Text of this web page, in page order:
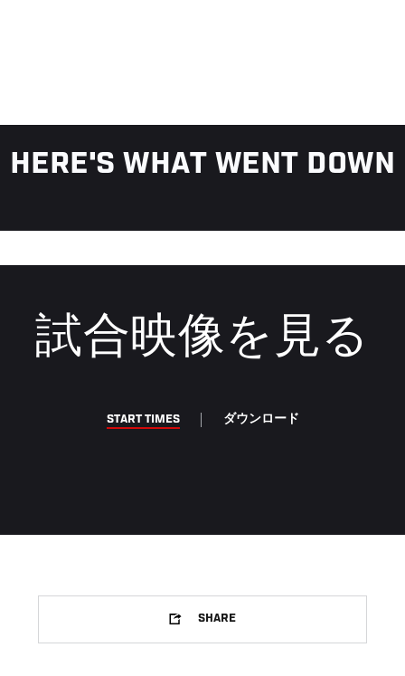
HERE'S WHAT WENT DOWN
試合映像を見る
START TIMES ダウンロード
SHARE